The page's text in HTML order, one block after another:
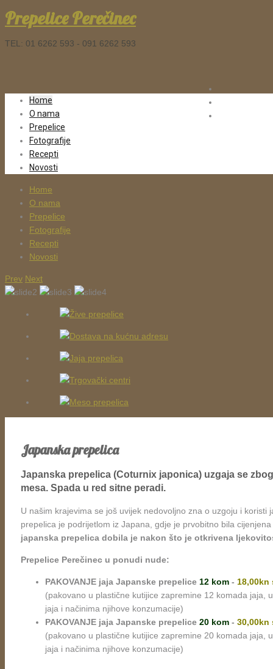
Prepelice Perečinec
TEL: 01 6262 593 - 091 6262 593
Home
O nama
Prepelice
Fotografije
Recepti
Novosti
Home
O nama
Prepelice
Fotografije
Recepti
Novosti
Prev Next
Japanska prepelica
Japanska prepelica (Coturnix japonica) uzgaja se
mesa. Spada u red sitne peradi.
U našim krajevima se još uvijek nedovoljno zna o uzgoju i
prepelica je podrijetlom iz Japana, gdje je prvobitno bila
japanska prepelica dobila je nakon što je otkrivena
Prepelice Perečinec u ponudi nude:
PAKOVANJE jaja Japanske prepelice 12 kom - 18,00kn
(pakovano u plastične kutijice zapremine 12 komada jaja,
jaja i načinima njihove konzumacije)
PAKOVANJE jaja Japanske prepelice 20 kom - 30,00kn
(pakovano u plastične kutijice zapremine 20 komada jaja,
jaja i načinima njihove konzumacije)